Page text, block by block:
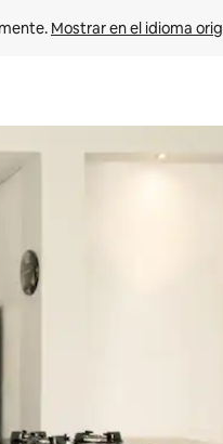
Mostrar en el idioma
o explora con el tacto o